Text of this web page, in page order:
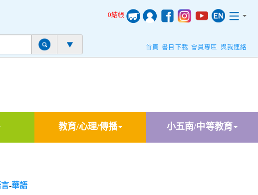
0結帳
首頁 書目下載 會員專區 與我連絡
教育/心理/傳播 小五南/中等教育
-華語